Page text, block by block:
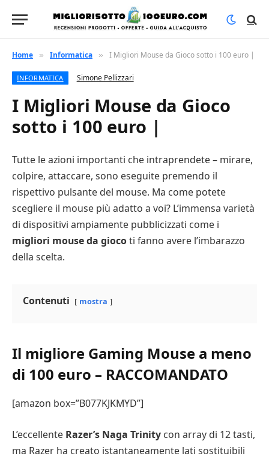
Home » Informatica » I Migliori Mouse da Gioco sotto i 100 euro |
INFORMATICA Simone Pellizzari
I Migliori Mouse da Gioco
sotto i 100 euro |
Tutte le azioni importanti che intraprendete – mirare,
colpire, attaccare, sono eseguite premendo il
rispettivo pulsante del mouse. Ma come potete
scegliere il mouse più adatto a voi? L’immensa varietà
di dispositivi ampiamente pubblicizzati come i
migliori mouse da giocoti fanno avere l’imbarazzo
della scelta.
Contenuti mostra
Il migliore Gaming Mouse a meno
di 100 euro – RACCOMANDATO
[amazon box=”B077KJKMYD”]
L’eccellente Razer’s Naga Trinity con array di 12 tasti,
ma Razer ha creato istantaneamente lati sostituibili